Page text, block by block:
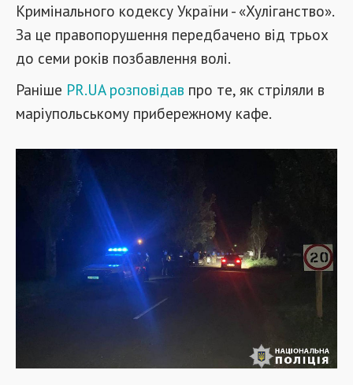
Кримінального кодексу України - «Хуліганство».
За це правопорушення передбачено від трьох
до семи років позбавлення волі.
Раніше PR.UA розповідав про те, як стріляли в
маріупольському прибережному кафе.